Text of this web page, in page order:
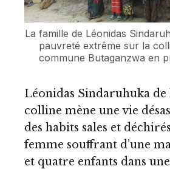
La famille de Léonidas
pauvreté extrême sur la
commune Butaganzwa en
Léonidas Sindaruhuka de
colline mène une vie
des habits sales et
femme souffrant d’une
et quatre enfants dans